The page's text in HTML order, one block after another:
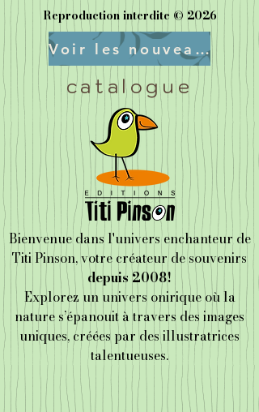
Reproduction interdite © 2026
Voir les nouveautés
catalogue
Bienvenue dans l'univers enchanteur de
Titi Pinson, votre créateur de souvenirs
depuis 2008!
Explorez un univers onirique où la
nature s’épanouit à travers des images
uniques, créées par des illustratrices
talentueuses.